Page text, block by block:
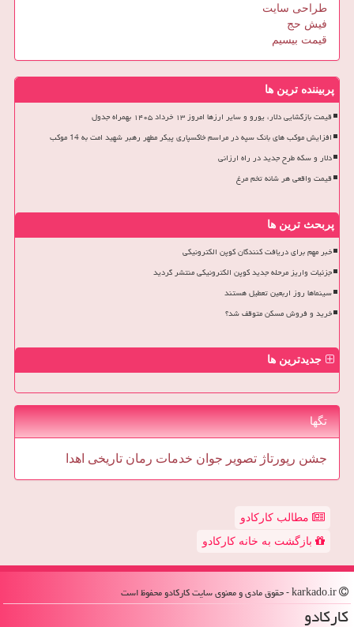
طراحی سایت
فیش حج
قیمت بیسیم
پربیننده ترین ها
قیمت بازگشایی دلار، یورو و سایر ارزها امروز ۱۳ خرداد ۱۴۰۵ بهمراه جدول
افزایش موکب های بانک سپه در مراسم خاکسپاری پیکر مطهر رهبر شهید امت به 14 موکب
دلار و سکه طرح جدید در راه ارزانی
قیمت واقعی هر شانه تخم مرغ
پربحث ترین ها
خبر مهم برای دریافت کنندگان کوپن الکترونیکی
جزئیات واریز مرحله جدید کوپن الکترونیکی منتشر گردید
سینماها روز اربعین تعطیل هستند
خرید و فروش مسکن متوقف شد؟
جدیدترین ها
تگها
جشن رپورتاژ تصویر جوان خدمات رمان تاریخی اهدا
مطالب کارکادو
بازگشت به خانه کارکادو
كاركادو